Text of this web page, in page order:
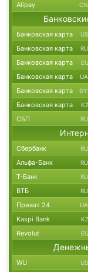
Alipay
Банковская карта
Банковская карта
Банковская карта
Банковская карта
Банковская карта
Банковская карта
СБП
Сбербанк
Альфа-Банк
Т-Банк
ВТБ
Приват 24
Kaspi Bank
Revolut
WU